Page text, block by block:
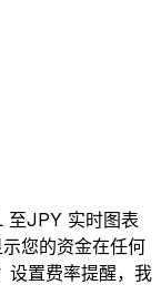
至JPY 实时图表
您的资金在任何
设置费率提醒，我